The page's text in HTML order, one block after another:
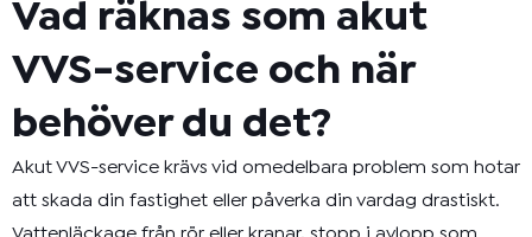
Vad räknas som akut
VVS-service och när
behöver du det?
Akut VVS-service krävs vid omedelbara problem som hotar
att skada din fastighet eller påverka din vardag drastiskt.